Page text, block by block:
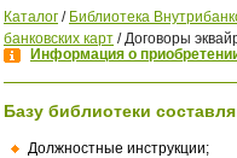
Каталог / Библиотека
банковских карт /Договоры
Информация о
Базу библиотеки
Должностные инструкции;